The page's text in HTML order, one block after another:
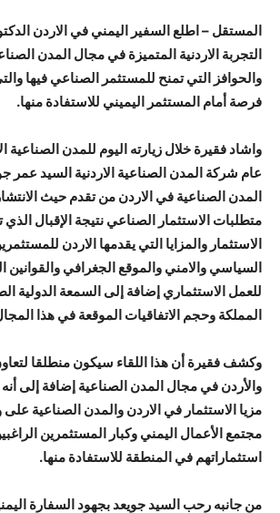
المستقل – اطلع السفير اليمني في الاردن
التجربة الاردنية المتميزة في مجال المدن
والحوافز التي تمنح للمستثمر الصناعي فيها
فرصة أمام المستثمر اليميني للاستفادة منها.
واشاد فقيرة خلال زيارته اليوم للمدن الصناعية
عام شركة المدن الصناعية الاردنية السيد عمر
المدن الصناعية في الاردن من تقدم حيث
متطلبات الاستثمار الصناعي نتيجة الإقبال
الاستثمار والمزايا التي يقدمها الاردن
السياسي والامني والموقع الجغرافي والقوانين
للعمل الاستثماري إضافة إلى السمعة الدولية
المملكة وحجم الاتفاقيات الموقعة في هذا
وكشف فقيرة أن هذا اللقاء سيكون منطلقا
والأردن في مجال المدن الصناعية إضافة إلى
مزيا الاستثمار في الاردن والمدن الصناعية
مجتمع الأعمال اليمني وكبار المستثمرين
استثماراتهم في المنطقة للاستفادة منها.
من جانبه رحب السيد جويعد بجهود السفارة